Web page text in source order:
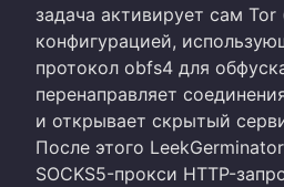
задача активирует сам
конфигурацией,
протокол obfs4 для
перенаправляет
и открывает скрытый
После этого
SOCKS5-прокси HTTP-